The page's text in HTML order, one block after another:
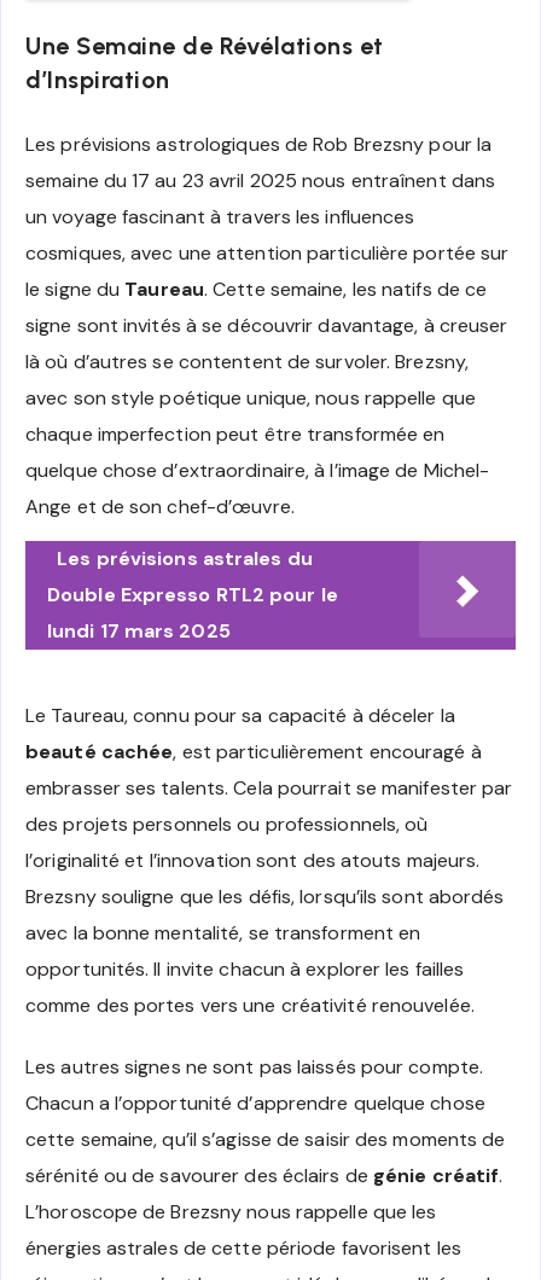
Une Semaine de Révélations et
d’Inspiration
Les prévisions astrologiques de Rob Brezsny pour la
semaine du 17 au 23 avril 2025 nous entraînent dans
un voyage fascinant à travers les influences
cosmiques, avec une attention particulière portée sur
le signe du Taureau. Cette semaine, les natifs de ce
signe sont invités à se découvrir davantage, à creuser
là où d’autres se contentent de survoler. Brezsny,
avec son style poétique unique, nous rappelle que
chaque imperfection peut être transformée en
quelque chose d’extraordinaire, à l’image de Michel-
Ange et de son chef-d’œuvre.
Les prévisions astrales du
Double Expresso RTL2 pour le
lundi 17 mars 2025
Le Taureau, connu pour sa capacité à déceler la
beauté cachée, est particulièrement encouragé à
embrasser ses talents. Cela pourrait se manifester par
des projets personnels ou professionnels, où
l’originalité et l’innovation sont des atouts majeurs.
Brezsny souligne que les défis, lorsqu’ils sont abordés
avec la bonne mentalité, se transforment en
opportunités. Il invite chacun à explorer les failles
comme des portes vers une créativité renouvelée.
Les autres signes ne sont pas laissés pour compte.
Chacun a l’opportunité d’apprendre quelque chose
cette semaine, qu’il s’agisse de saisir des moments de
sérénité ou de savourer des éclairs de génie créatif.
L’horoscope de Brezsny nous rappelle que les
énergies astrales de cette période favorisent les